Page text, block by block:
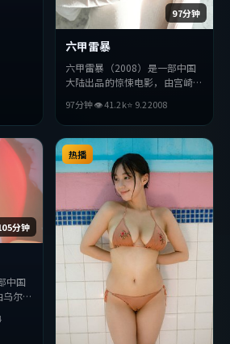
97分钟
六甲雷暴
六甲雷暴（2008）是一部中国
大陆出品的惊悚电影，由宫崎骏
景求等主演。影片在叙事与视听
上力求突破，探讨人性与抉择，
节奏张弛有度，适合喜欢该类型
的观众完整观看。
97分钟👁41.2k⭐ 9.22008
分钟
中国
尔善
力求
热播